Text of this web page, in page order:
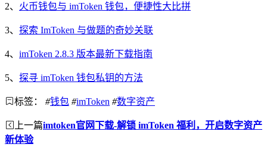
2、 火币钱包与 imToken 钱包，便捷性大比拼
3、 探索 ImToken 与做题的奇妙关联
4、 imToken 2.8.3 版本最新下载指南
5、 探寻 imToken 钱包私钥的方法
标签： #钱包 #imToken #数字资产
上一篇imtoken官网下载-解锁 imToken 福利，开启数字资产
新体验